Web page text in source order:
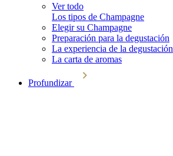
Ver todo
Los tipos de Champagne
Elegir su Champagne
Preparación para la degustación
La experiencia de la degustación
La carta de aromas
Profundizar